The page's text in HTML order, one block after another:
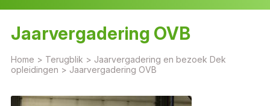
Jaarvergadering OVB
Home > Terugblik > Jaarvergadering en bezoek Dek
opleidingen > Jaarvergadering OVB